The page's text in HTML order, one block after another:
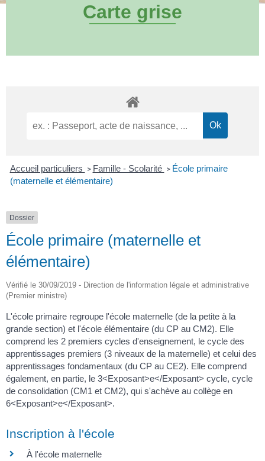
Carte grise
Accueil particuliers > Famille - Scolarité > École primaire
(maternelle et élémentaire)
Dossier
École primaire (maternelle et
élémentaire)
Vérifié le 30/09/2019 - Direction de l'information légale et administrative
(Premier ministre)
L'école primaire regroupe l'école maternelle (de la petite à la
grande section) et l'école élémentaire (du CP au CM2). Elle
comprend les 2 premiers cycles d'enseignement, le cycle des
apprentissages premiers (3 niveaux de la maternelle) et celui des
apprentissages fondamentaux (du CP au CE2). Elle comprend
également, en partie, le 3<Exposant>e</Exposant> cycle, cycle
de consolidation (CM1 et CM2), qui s'achève au collège en
6<Exposant>e</Exposant>.
Inscription à l'école
À l'école maternelle